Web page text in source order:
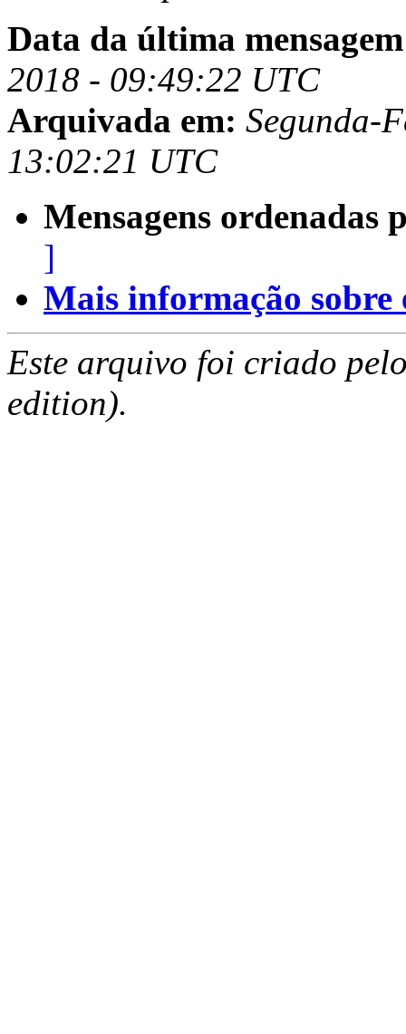
Data da última
2018 - 09:49:22 UTC
Arquivada em: Segunda-
13:02:21 UTC
Mensagens ordenadas
]
Mais informação sobre
Este arquivo foi criado
edition).